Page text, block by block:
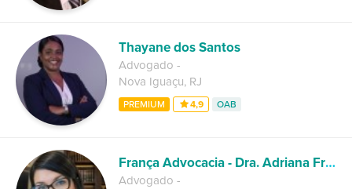
Thayane dos Santos
Advogado -
Nova Iguaçu, RJ
PREMIUM 4,9 OAB
França Advocacia - Dra. Adriana França
Advogado -